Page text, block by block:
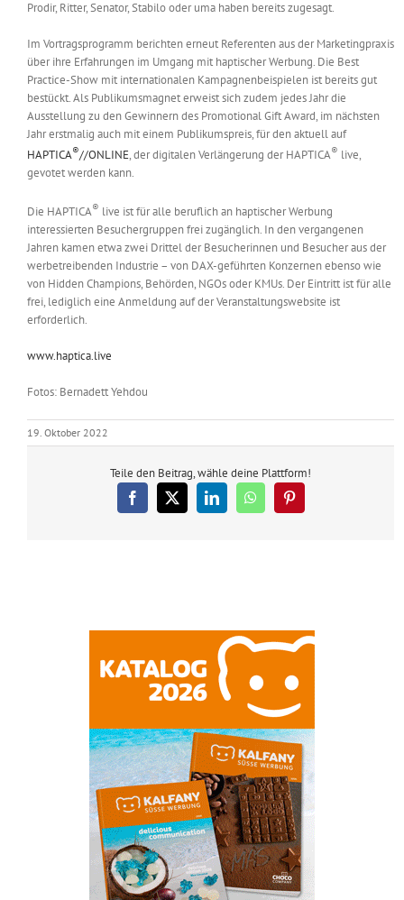
Prodir, Ritter, Senator, Stabilo oder uma haben bereits zugesagt.
Im Vortragsprogramm berichten erneut Referenten aus der Marketingpraxis
über ihre Erfahrungen im Umgang mit haptischer Werbung. Die Best
Practice-Show mit internationalen Kampagnenbeispielen ist bereits gut
bestückt. Als Publikumsmagnet erweist sich zudem jedes Jahr die
Ausstellung zu den Gewinnern des Promotional Gift Award, im nächsten
Jahr erstmalig auch mit einem Publikumspreis, für den aktuell auf
HAPTICA®//ONLINE, der digitalen Verlängerung der HAPTICA® live,
gevotet werden kann.
Die HAPTICA® live ist für alle beruflich an haptischer Werbung
interessierten Besuchergruppen frei zugänglich. In den vergangenen
Jahren kamen etwa zwei Drittel der Besucherinnen und Besucher aus der
werbetreibenden Industrie – von DAX-geführten Konzernen ebenso wie
von Hidden Champions, Behörden, NGOs oder KMUs. Der Eintritt ist für alle
frei, lediglich eine Anmeldung auf der Veranstaltungswebsite ist
erforderlich.
www.haptica.live
Fotos: Bernadett Yehdou
19. Oktober 2022
Teile den Beitrag, wähle deine Plattform!
Facebook
X LinkedInWhatsAppPinterest